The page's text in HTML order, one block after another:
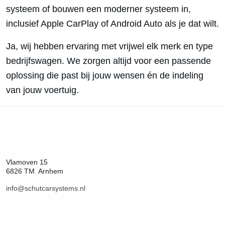
systeem of bouwen een moderner systeem in,
inclusief Apple CarPlay of Android Auto als je dat wilt.
Ja, wij hebben ervaring met vrijwel elk merk en type
bedrijfswagen. We zorgen altijd voor een passende
oplossing die past bij jouw wensen én de indeling
van jouw voertuig.
Vlamoven 15
6826 TM Arnhem
info@schutcarsystems.nl